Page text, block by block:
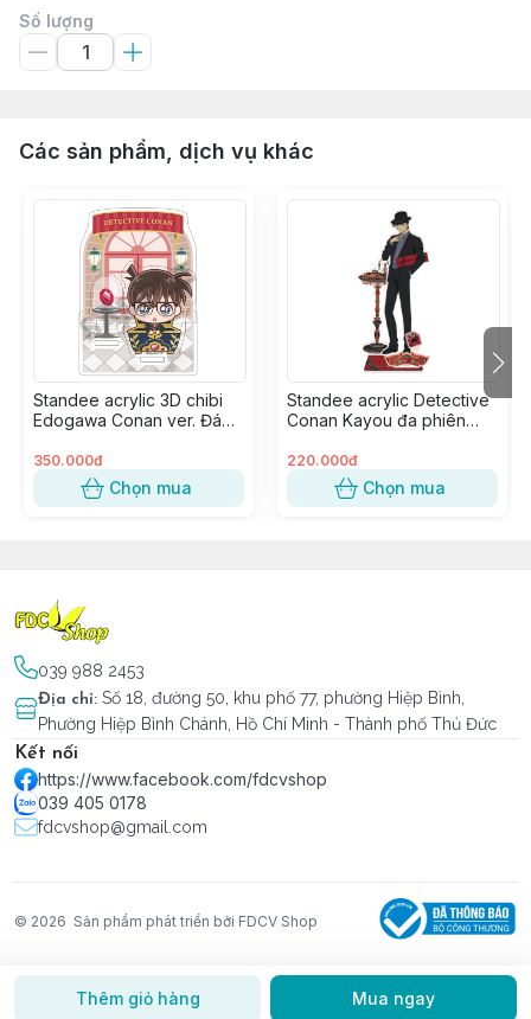
Số lượng
Thêm giỏ hàng Mua ngay
Các sản phẩm, dịch vụ khác
Standee acrylic 3D chibi
Edogawa Conan ver. Đá
350.000đ
Chọn mua
Standee acrylic Detective
Conan Kayou đa phiên
Present
220.000đ
Chọn mua
039 988 2453
Địa chỉ: Số 18, đường 50, khu phố 77, phường Hiệp Bình,
Phường Hiệp Bình Chánh, Hồ Chí Minh - Thành phố Thủ Đức
Kết nối
https://www.facebook.com/fdcvshop
039 405 0178
fdcvshop@gmail.com
© 2026 Sản phẩm phát triển bởi FDCV Shop